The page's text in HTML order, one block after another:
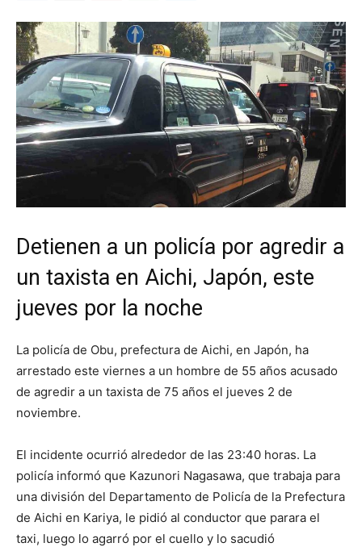
Detienen a un policía por agredir a
un taxista en Aichi, Japón, este
jueves por la noche
La policía de Obu, prefectura de Aichi, en Japón, ha
arrestado este viernes a un hombre de 55 años acusado
de agredir a un taxista de 75 años el jueves 2 de
noviembre.
El incidente ocurrió alrededor de las 23:40 horas. La
policía informó que Kazunori Nagasawa, que trabaja para
una división del Departamento de Policía de la Prefectura
de Aichi en Kariya, le pidió al conductor que parara el
taxi, luego lo agarró por el cuello y lo sacudió